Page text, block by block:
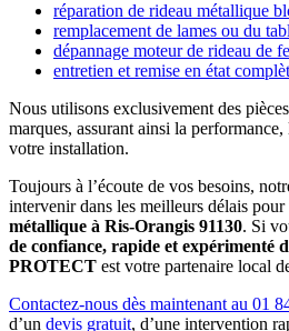
réparation de rideau métallique
remplacement de lames ou du
dépannage moteur de rideau de
entretien et remise en état
Nous utilisons exclusivement des
marques, assurant ainsi la
votre installation.
Toujours à l’écoute de vos besoins,
intervenir dans les meilleurs délais pour
métallique à Ris-Orangis 91130. Si
de confiance, rapide et expérimenté
PROTECT est votre partenaire local
Contactez-nous dès maintenant au 01
d’un devis gratuit, d’une intervention